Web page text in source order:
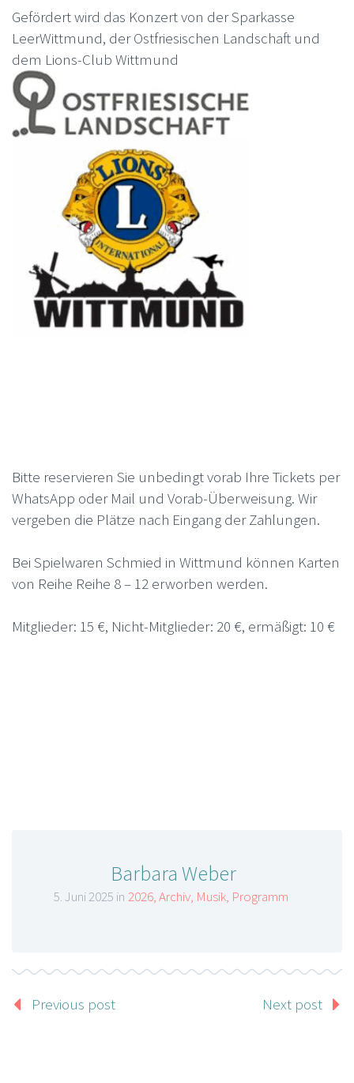
Gefördert wird das Konzert von der Sparkasse
LeerWittmund, der Ostfriesischen Landschaft und
dem Lions-Club Wittmund
Bitte reservieren Sie unbedingt vorab Ihre Tickets per
WhatsApp oder Mail und Vorab-Überweisung. Wir
vergeben die Plätze nach Eingang der Zahlungen.
Bei Spielwaren Schmied in Wittmund können Karten
von Reihe Reihe 8 – 12 erworben werden.
Mitglieder: 15 €, Nicht-Mitglieder: 20 €, ermäßigt: 10 €
Barbara Weber
5. Juni 2025 in 2026,Archiv, Musik, Programm
Previous post Next post